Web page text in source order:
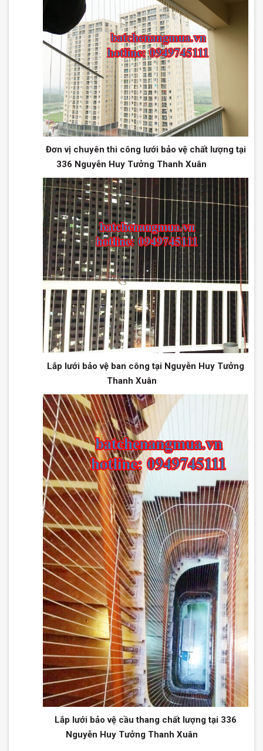
Đơn vị chuyên thi công lưới bảo vệ chất lượng tại
336 Nguyễn Huy Tưởng Thanh Xuân
Lắp lưới bảo vệ ban công tại Nguyễn Huy Tưởng
Thanh Xuân
Lắp lưới bảo vệ cầu thang chất lượng tại 336
Nguyễn Huy Tưởng Thanh Xuân